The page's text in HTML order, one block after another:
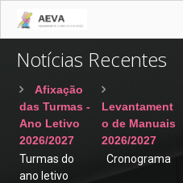
AEVA
Notícias
Recentes
Contratações
Notícias Recentes
Afixação
das Turmas -
Ano Letivo
2026/2027
Turmas do
ano letivo
Levantament
o de Manuais
2026/2027
Cronograma